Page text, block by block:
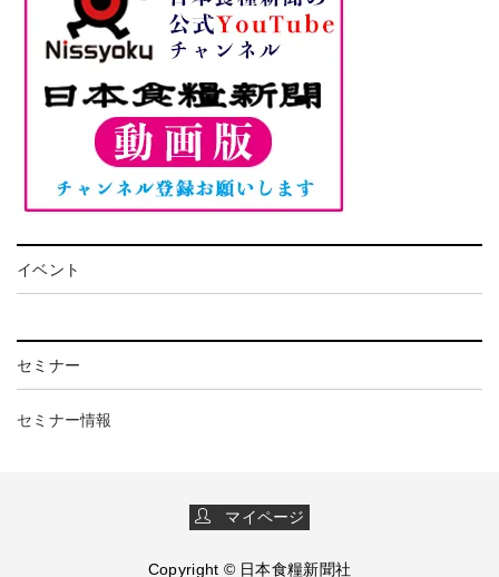
イベント
セミナー
セミナー情報
マイページ
Copyright © 日本食糧新聞社